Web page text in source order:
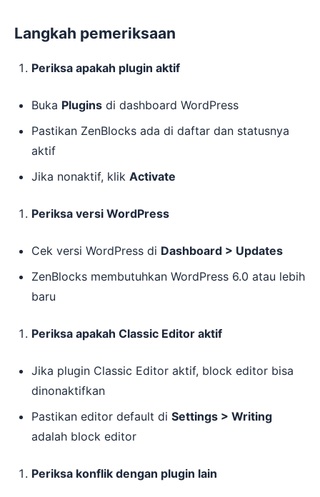
Langkah pemeriksaan
Periksa apakah plugin aktif
Buka Plugins di dashboard WordPress
Pastikan ZenBlocks ada di daftar dan statusnya
aktif
Jika nonaktif, klik Activate
Periksa versi WordPress
Cek versi WordPress di Dashboard > Updates
ZenBlocks membutuhkan WordPress 6.0 atau lebih
baru
Periksa apakah Classic Editor aktif
Jika plugin Classic Editor aktif, block editor bisa
dinonaktifkan
Pastikan editor default di Settings > Writing
adalah block editor
Periksa konflik dengan plugin lain